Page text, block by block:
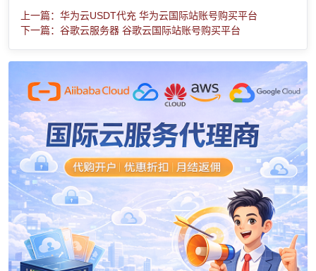
上一篇：华为云USDT代充 华为云国际站账号购买平台
下一篇：谷歌云服务器 谷歌云国际站账号购买平台